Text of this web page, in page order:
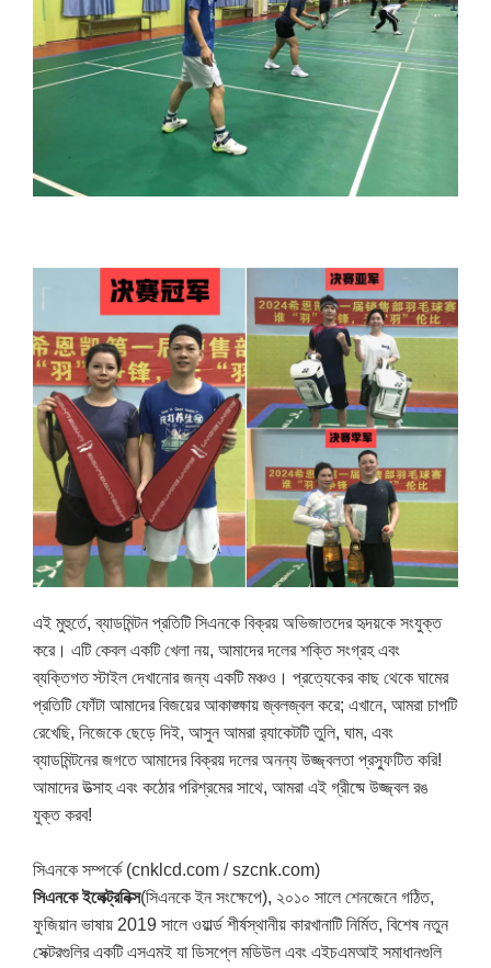
এই মুহুর্তে, ব্যাডমিন্টন প্রতিটি সিএনকে বিক্রয় অভিজাতদের হৃদয়কে সংযুক্ত
করে। এটি কেবল একটি খেলা নয়, আমাদের দলের শক্তি সংগ্রহ এবং
ব্যক্তিগত স্টাইল দেখানোর জন্য একটি মঞ্চও। প্রত্যেকের কাছ থেকে ঘামের
প্রতিটি ফোঁটা আমাদের বিজয়ের আকাঙ্ক্ষায় জ্বলজ্বল করে; এখানে, আমরা চাপটি
রেখেছি, নিজেকে ছেড়ে দিই, আসুন আমরা র‌্যাকেটটি তুলি, ঘাম, এবং
ব্যাডমিন্টনের জগতে আমাদের বিক্রয় দলের অনন্য উজ্জ্বলতা প্রস্ফুটিত করি!
আমাদের উত্সাহ এবং কঠোর পরিশ্রমের সাথে, আমরা এই গ্রীষ্মে উজ্জ্বল রঙ
যুক্ত করব!
সিএনকে সম্পর্কে (cnklcd.com / szcnk.com)
সিএনকে ইলেক্ট্রনিক্স(সিএনকে ইন সংক্ষেপে), ২০১০ সালে শেনজেনে গঠিত,
ফুজিয়ান ভাষায় 2019 সালে ওয়ার্ল্ড শীর্ষস্থানীয় কারখানাটি নির্মিত, বিশেষ নতুন
সেক্টরগুলির একটি এসএমই যা ডিসপ্লে মডিউল এবং এইচএমআই সমাধানগুলি